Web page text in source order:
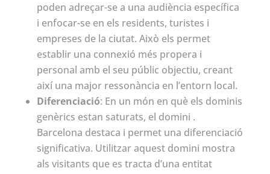
poden adreçar-se a una audiència específica
i enfocar-se en els residents, turistes i
empreses de la ciutat. Això els permet
establir una connexió més propera i
personal amb el seu públic objectiu, creant
així una major ressonància en l’entorn local.
Diferenciació: En un món en què els dominis
genèrics estan saturats, el domini .
Barcelona destaca i permet una diferenciació
significativa. Utilitzar aquest domini mostra
als visitants que es tracta d’una entitat